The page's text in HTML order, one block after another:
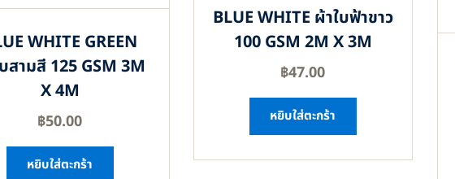
WHITE GREEN
สามสี 125 GSM 3M
X 4M
฿50.00
หยิบใส่ตะกร้า
BLUE WHITE ผ้าใบฟ้าขาว
100 GSM 2M X 3M
฿47.00
หยิบใส่ตะกร้า